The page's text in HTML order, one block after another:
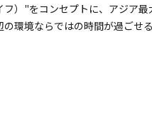
）"をコンセプトに、アジア
環境ならではの時間が過ごせ